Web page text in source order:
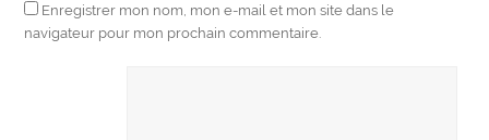
Enregistrer mon nom, mon e-mail et mon site dans le
navigateur pour mon prochain commentaire.